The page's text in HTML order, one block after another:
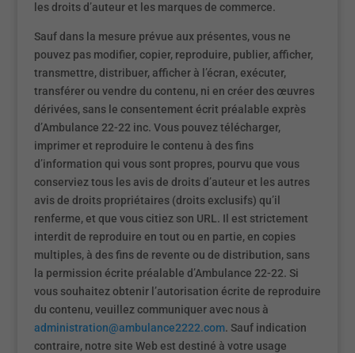
les droits d’auteur et les marques de commerce.
Sauf dans la mesure prévue aux présentes, vous ne
pouvez pas modifier, copier, reproduire, publier, afficher,
transmettre, distribuer, afficher à l’écran, exécuter,
transférer ou vendre du contenu, ni en créer des œuvres
dérivées, sans le consentement écrit préalable exprès
d’Ambulance 22-22 inc. Vous pouvez télécharger,
imprimer et reproduire le contenu à des fins
d’information qui vous sont propres, pourvu que vous
conserviez tous les avis de droits d’auteur et les autres
avis de droits propriétaires (droits exclusifs) qu’il
renferme, et que vous citiez son URL. Il est strictement
interdit de reproduire en tout ou en partie, en copies
multiples, à des fins de revente ou de distribution, sans
la permission écrite préalable d’Ambulance 22-22. Si
vous souhaitez obtenir l’autorisation écrite de reproduire
du contenu, veuillez communiquer avec nous à
administration@ambulance2222.com. Sauf indication
contraire, notre site Web est destiné à votre usage